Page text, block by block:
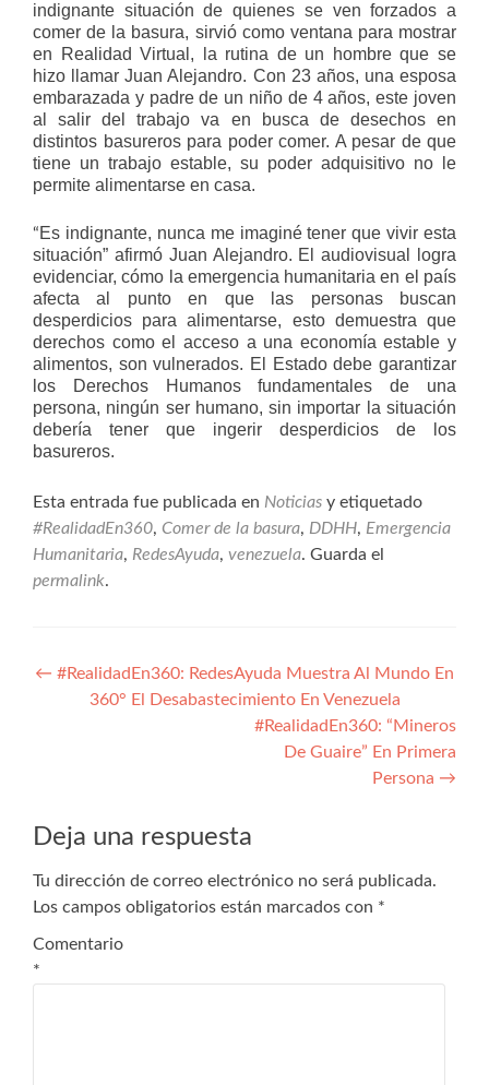
indignante situación de quienes se ven forzados a
comer de la basura, sirvió como ventana para mostrar
en Realidad Virtual, la rutina de un hombre que se
hizo llamar Juan Alejandro. Con 23 años, una esposa
embarazada y padre de un niño de 4 años, este joven
al salir del trabajo va en busca de desechos en
distintos basureros para poder comer. A pesar de que
tiene un trabajo estable, su poder adquisitivo no le
permite alimentarse en casa.
“Es indignante, nunca me imaginé tener que vivir esta
situación” afirmó Juan Alejandro. El audiovisual logra
evidenciar, cómo la emergencia humanitaria en el país
afecta al punto en que las personas buscan
desperdicios para alimentarse, esto demuestra que
derechos como el acceso a una economía estable y
alimentos, son vulnerados. El Estado debe garantizar
los Derechos Humanos fundamentales de una
persona, ningún ser humano, sin importar la situación
debería tener que ingerir desperdicios de los
basureros.
Esta entrada fue publicada en Noticias y etiquetado
#RealidadEn360, Comer de la basura, DDHH, Emergencia
Humanitaria, RedesAyuda, venezuela. Guarda el
permalink.
Navegación
← #RealidadEn360: RedesAyuda Muestra Al Mundo En
360° El Desabastecimiento En Venezuela
#RealidadEn360: “Mineros
De Guaire” En Primera
Persona →
Deja una respuesta
Tu dirección de correo electrónico no será publicada.
Los campos obligatorios están marcados con *
Comentario
*